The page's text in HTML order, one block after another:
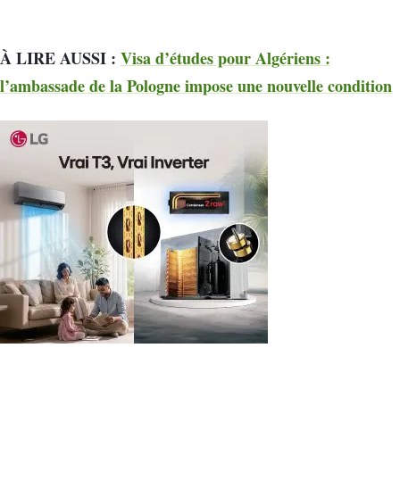
À LIRE AUSSI : Visa d’études pour Algériens :
l’ambassade de la Pologne impose une nouvelle condition